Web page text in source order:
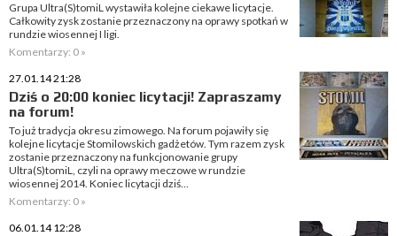
Grupa Ultra(S)tomiL wystawiła kolejne ciekawe licytacje.
Całkowity zysk zostanie przeznaczony na oprawy spotkań w
rundzie wiosennej I ligi.
Komentarzy: 0 »
27.01.14 21:28
Dziś o 20:00 koniec licytacji! Zapraszamy
na forum!
To już tradycja okresu zimowego. Na forum pojawiły się
kolejne licytacje Stomilowskich gadżetów. Tym razem zysk
zostanie przeznaczony na funkcjonowanie grupy
Ultra(S)tomiL, czyli na oprawy meczowe w rundzie
wiosennej 2014. Koniec licytacji dziś...
Komentarzy: 0 »
06.01.14 12:28